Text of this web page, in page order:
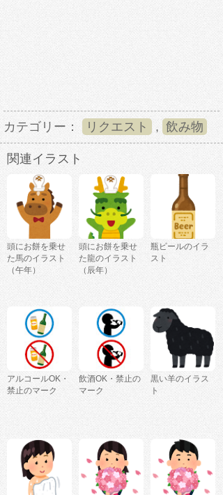
カテゴリー： リクエスト , 飲み物
関連イラスト
頭にお餅を乗せ
た馬のイラスト
（午年）
頭にお餅を乗せ
た龍のイラスト
（辰年）
瓶ビールのイラ
スト
アルコールOK・
禁止のマーク
飲酒OK・禁止の
マーク
黒い羊のイラス
ト